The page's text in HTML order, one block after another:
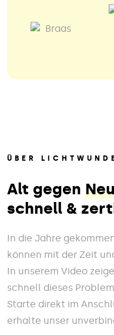
ÜBER
Alt gegen
schnell &
In die Jahre
können mit der Zeit
In unserem Video
schnell dieses
Starte direkt im
erhalte unser